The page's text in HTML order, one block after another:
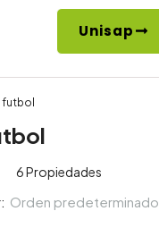
Unisap
futbol
6 Propiedades
Orden predeterminado